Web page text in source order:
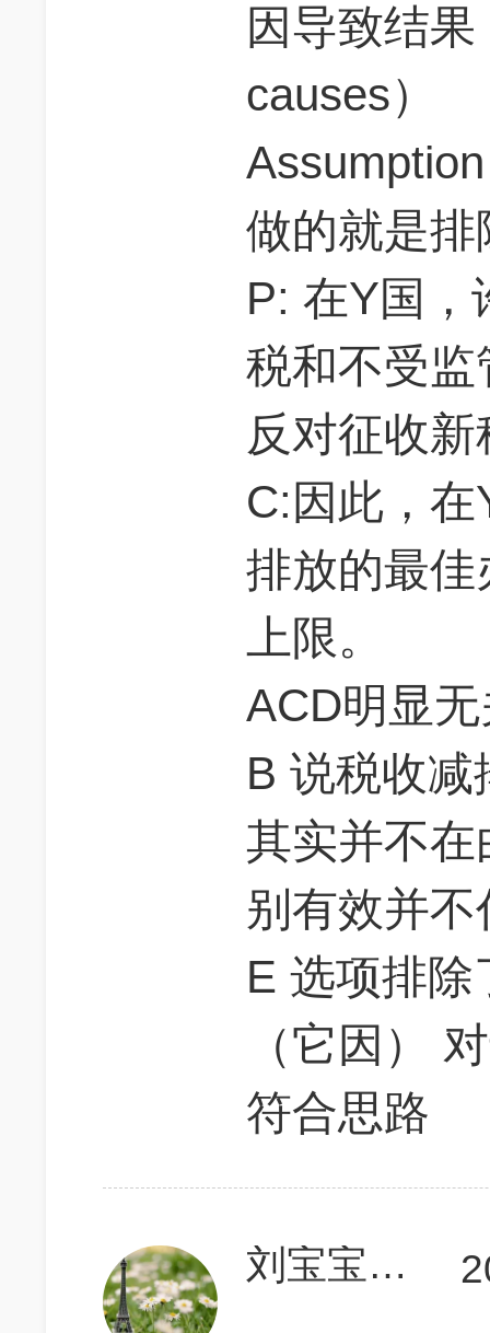
因导致结
causes）
做的就是
P: 在Y国，
税和不受
反对征收新
C:因此，
排放的最
上限。
ACD明显
B 说税收
其实并不
别有效并
E 选项排
（它因）
符合思路
刘宝宝vincent